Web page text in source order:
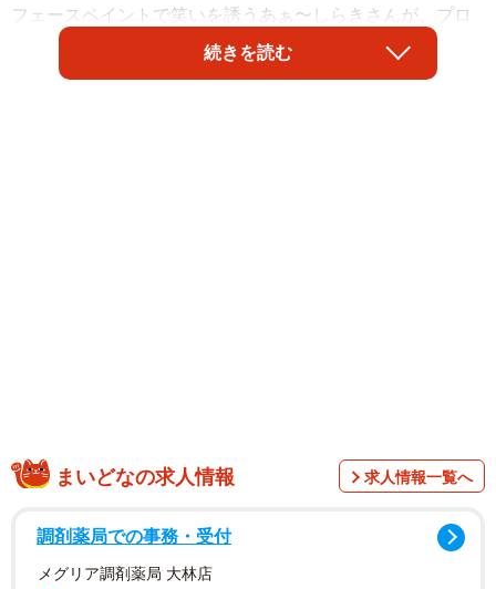
フェースペイントで笑いを誘うあぁ〜しらきさんが、プロ
の技でやさしく上品な印象に激変。ネット上では「しらき
さんかわいい〜！」「まじできれいやん」など、驚きの声
続きを読む
まいどなの求人情報 求人情報一覧へ
調剤薬局での事務・受付
メグリア調剤薬局 大林店